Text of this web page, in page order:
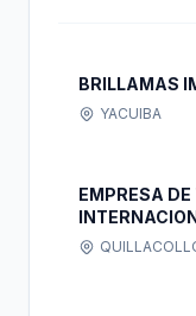
BRILLAMAS
YACUIBA
EMPRESA